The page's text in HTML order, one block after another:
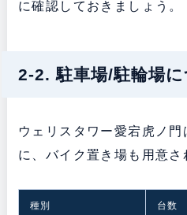
に確認しておきましょう。
2-2. 駐車場/駐輪場に
ウェリスタワー愛宕虎ノ
に、バイク置き場も用意さ
種別 台数